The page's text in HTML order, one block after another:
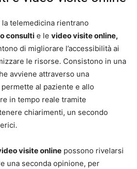
telemedicina rientrano
consulti e le video visite online,
di migliorare l’accessibilità ai
le risorse. Consistono in una
avviene attraverso una
al paziente e allo
in tempo reale tramite
chiarimenti, un secondo
visite online possono rivelarsi
una seconda opinione, per